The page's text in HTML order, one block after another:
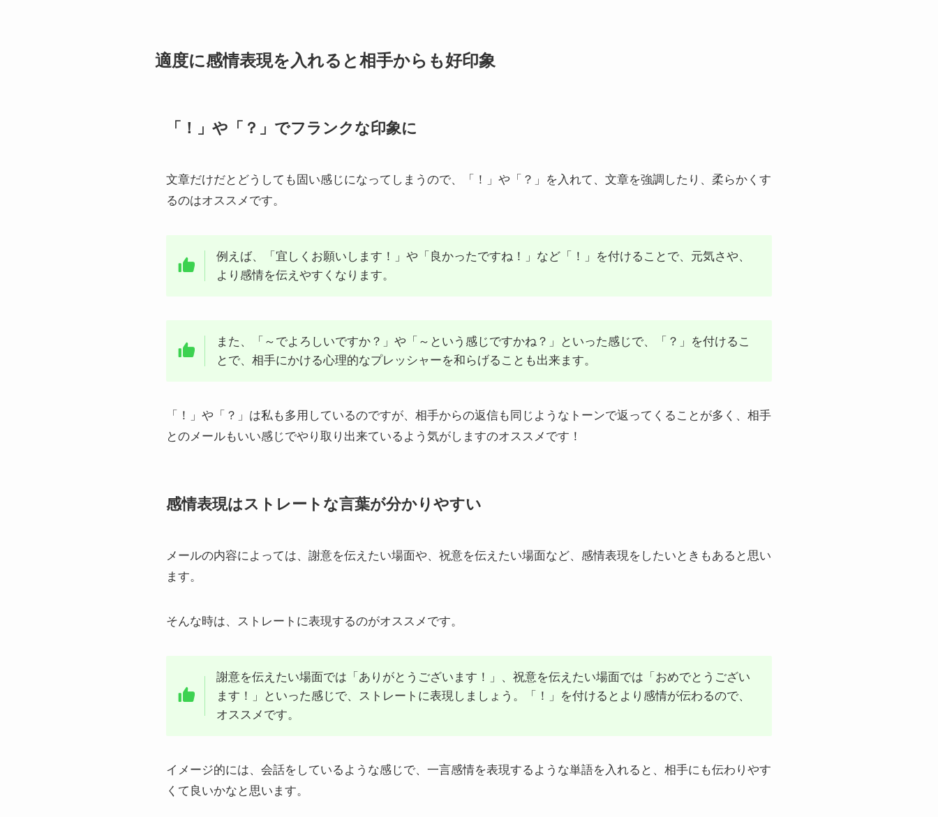
適度に感情表現を入れると相手からも好印象
「！」や「？」でフランクな印象に
文章だけだとどうしても固い感じになってしまうので、「！」や「？」を入れて、文章を強調したり、柔らかくす
るのはオススメです。
例えば、「宜しくお願いします！」や「良かったですね！」など「！」を付けることで、元気さや、
より感情を伝えやすくなります。
また、「～でよろしいですか？」や「～という感じですかね？」といった感じで、「？」を付けるこ
とで、相手にかける心理的なプレッシャーを和らげることも出来ます。
「！」や「？」は私も多用しているのですが、相手からの返信も同じようなトーンで返ってくることが多く、相手
とのメールもいい感じでやり取り出来ているよう気がしますのオススメです！
感情表現はストレートな言葉が分かりやすい
メールの内容によっては、謝意を伝えたい場面や、祝意を伝えたい場面など、感情表現をしたいときもあると思い
ます。
そんな時は、ストレートに表現するのがオススメです。
謝意を伝えたい場面では「ありがとうございます！」、祝意を伝えたい場面では「おめでとうござい
ます！」といった感じで、ストレートに表現しましょう。「！」を付けるとより感情が伝わるので、
オススメです。
イメージ的には、会話をしているような感じで、一言感情を表現するような単語を入れると、相手にも伝わりやす
くて良いかなと思います。